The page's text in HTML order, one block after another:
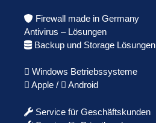
Firewall made in Germany
Antivirus – Lösungen
Backup und Storage Lösungen
Windows Betriebssysteme
Apple /
Android
Service für Geschäftskunden